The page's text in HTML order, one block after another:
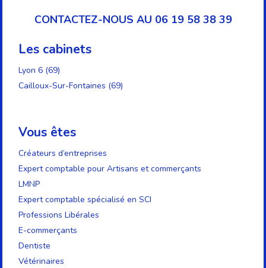
CONTACTEZ-NOUS AU 06 19 58 38 39
Les cabinets
Lyon 6 (69)
Cailloux-Sur-Fontaines (69)
Vous êtes
Créateurs d’entreprises
Expert comptable pour Artisans et commerçants
LMNP
Expert comptable spécialisé en SCI
Professions Libérales
E-commerçants
Dentiste
Vétérinaires